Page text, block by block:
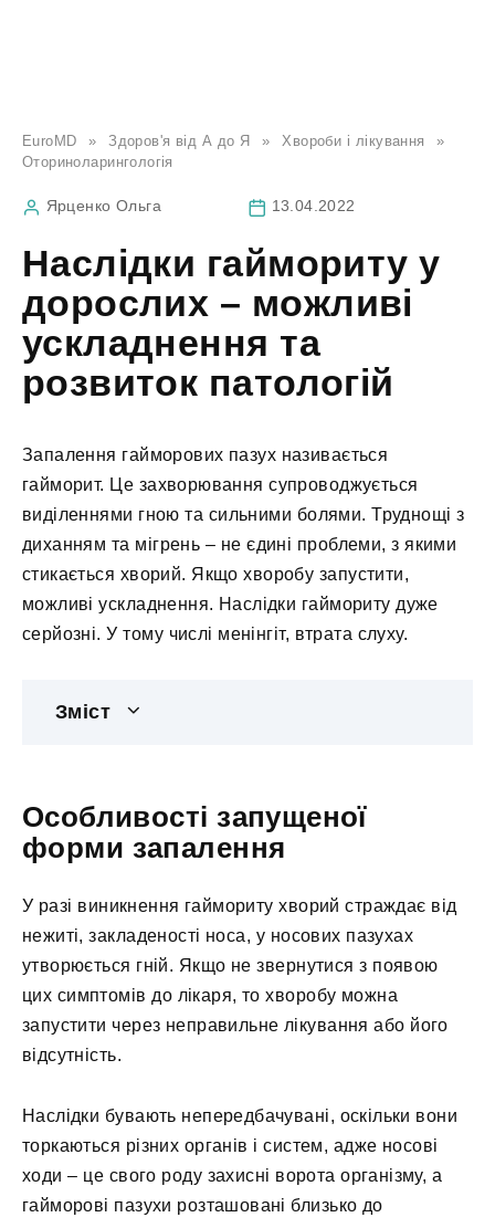
EuroMD » Здоров'я від А до Я » Хвороби і лікування
»
Оториноларингологія
Ярценко Ольга 13.04.2022
Наслідки гаймориту у
дорослих – можливі
ускладнення та
розвиток патологій
Запалення гайморових пазух називається
гайморит. Це захворювання супроводжується
виділеннями гною та сильними болями. Труднощі з
диханням та мігрень – не єдині проблеми, з якими
стикається хворий. Якщо хворобу запустити,
можливі ускладнення. Наслідки гаймориту дуже
серйозні. У тому числі менінгіт, втрата слуху.
Зміст
Особливості запущеної
форми запалення
У разі виникнення гаймориту хворий страждає від
нежиті, закладеності носа, у носових пазухах
утворюється гній. Якщо не звернутися з появою
цих симптомів до лікаря, то хворобу можна
запустити через неправильне лікування або його
відсутність.
Наслідки бувають непередбачувані, оскільки вони
торкаються різних органів і систем, адже носові
ходи – це свого роду захисні ворота організму, а
гайморові пазухи розташовані близько до